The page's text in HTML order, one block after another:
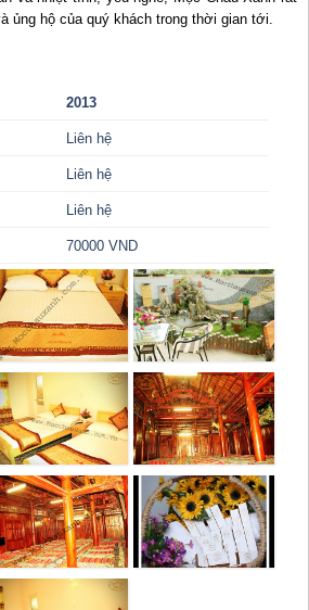
ủng hộ của quý khách trong thời gian tới.
2013
Liên hệ
Liên hệ
Liên hệ
70000 VND